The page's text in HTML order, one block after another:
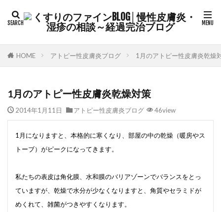
HOME アトピー性皮膚炎ブログ 1月のアトピー性皮膚炎乾燥
1月のアトピー性皮膚炎乾燥対策
2014年1月11日 アトピー性皮膚炎ブログ 46view
1 月になりますと、本格的に寒くなり、部屋の中の乾燥（暖房やス
トーブ）がピークになってきます。
私たちの表皮は角化膜、水和膜のバリアゾーンでバランスをとっ
ていますが、乾燥で水分が少なくなりますと、角質やセラミドが
めくれて、雑菌がつきやすくなります。